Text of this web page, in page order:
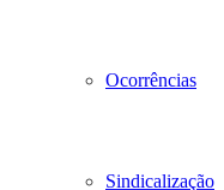
Ocorrências
Sindicalização